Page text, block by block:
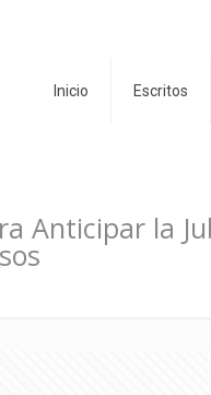
Inicio Escritos
Anticipar la